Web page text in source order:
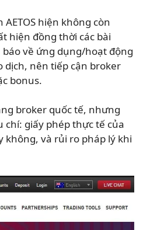
hiện không còn
hiện đồng thời các bài
báo về ứng dụng/hoạt động
dịch, nên tiếp cận broker
bonus.
broker quốc tế, nhưng
giấy phép thực tế của
không, và rủi ro pháp lý khi